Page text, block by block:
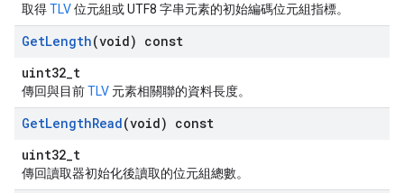
取得TLV位元組或 UTF8 字串元素的初始編碼位元組指標。
GetLength(void) const
uint32_t
傳回與目前TLV 元素相關聯的資料長度。
GetLengthRead(void) const
uint32_t
傳回讀取器初始化後讀取的位元組總數。